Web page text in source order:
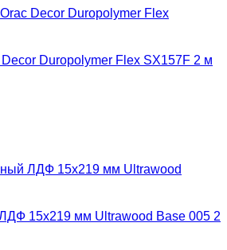
Decor Duropolymer Flex SX157F 2 м
15х219 мм Ultrawood Base 005 2